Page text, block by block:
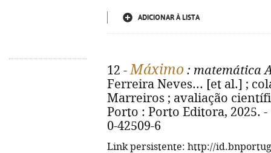
ADICIONAR À LISTA
12 -Máximo : matemática
Ferreira Neves... [et al.] ;
Marreiros ; avaliação
Porto : Porto Editora, 2025. -
0-42509-6
Link persistente: http://